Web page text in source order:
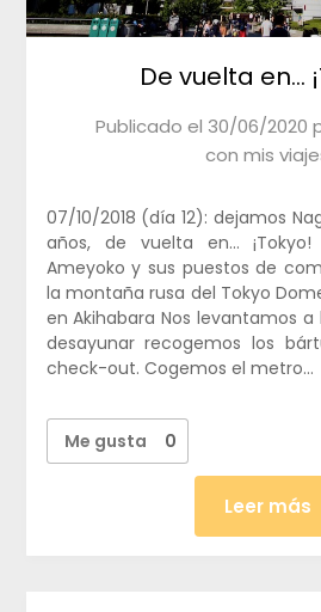
De vuelta en…
Publicado el 30/06/2020
con mis
07/10/2018 (día 12): dejamos
años, de vuelta en… ¡Tokyo!
Ameyoko y sus puestos de
la montaña rusa del Tokyo
en Akihabara Nos levantamos
desayunar recogemos los
check-out. Cogemos el metro…
Me gusta 0
Leer más